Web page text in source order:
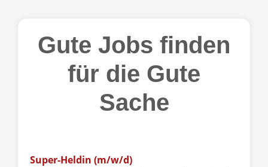
Gute Jobs finden
für die Gute
Sache
Super-Heldin (m/w/d)